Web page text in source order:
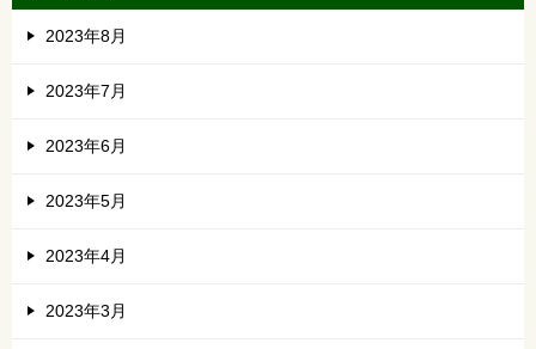
2023年8月
2023年7月
2023年6月
2023年5月
2023年4月
2023年3月